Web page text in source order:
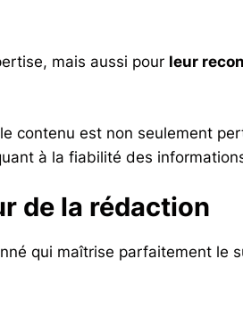
mais aussi pour leur
contenu est non seulement
à la fiabilité des
de la rédaction
qui maîtrise parfaitement